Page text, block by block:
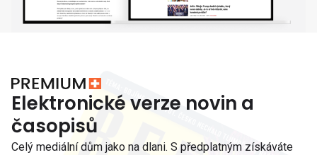
Elektronické verze novin a
časopisů
Celý mediální dům jako na dlani. S předplatným získáváte